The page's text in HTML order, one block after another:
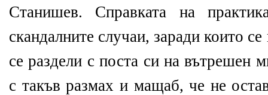
Станишев. Справката на
скандалните случаи, заради които
се раздели с поста си на вътрешен
с такъв размах и мащаб, че не